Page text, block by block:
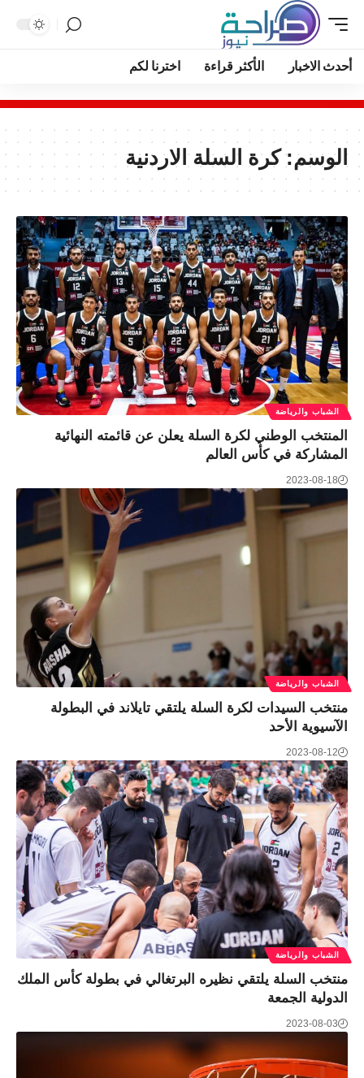
أحدث الاخبار الأكثر قراءة اخترنا لكم
الوسم:كرة السلة الاردنية
الشباب والرياضة
المنتخب الوطني لكرة السلة يعلن عن قائمته النهائية
المشاركة في كأس العالم
2023-08-18
الشباب والرياضة
منتخب السيدات لكرة السلة يلتقي تايلاند في البطولة
الآسيوية الأحد
2023-08-12
الشباب والرياضة
منتخب السلة يلتقي نظيره البرتغالي في بطولة كأس الملك
الدولية الجمعة
2023-08-03